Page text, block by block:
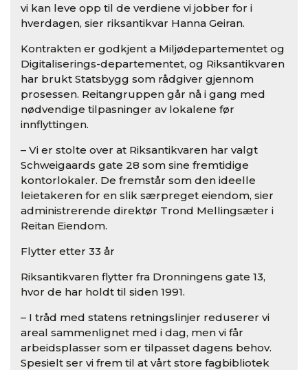
vi kan leve opp til de verdiene vi jobber for i
hverdagen, sier riksantikvar Hanna Geiran.
Kontrakten er godkjent a Miljødepartementet og
Digitaliserings-departementet, og Riksantikvaren
har brukt Statsbygg som rådgiver gjennom
prosessen. Reitangruppen går nå i gang med
nødvendige tilpasninger av lokalene før
innflyttingen.
– Vi er stolte over at Riksantikvaren har valgt
Schweigaards gate 28 som sine fremtidige
kontorlokaler. De fremstår som den ideelle
leietakeren for en slik særpreget eiendom, sier
administrerende direktør Trond Mellingsæter i
Reitan Eiendom.
Flytter etter 33 år
Riksantikvaren flytter fra Dronningens gate 13,
hvor de har holdt til siden 1991.
– I tråd med statens retningslinjer reduserer vi
areal sammenlignet med i dag, men vi får
arbeidsplasser som er tilpasset dagens behov.
Spesielt ser vi frem til at vårt store fagbibliotek